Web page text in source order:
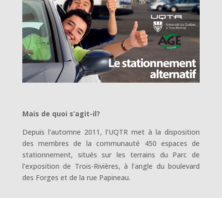
Mais de quoi s’agit-il?
Depuis l’automne 2011, l’UQTR met à la disposition
des membres de la communauté 450 espaces de
stationnement, situés sur les terrains du Parc de
l’exposition de Trois-Rivières, à l’angle du boulevard
des Forges et de la rue Papineau.